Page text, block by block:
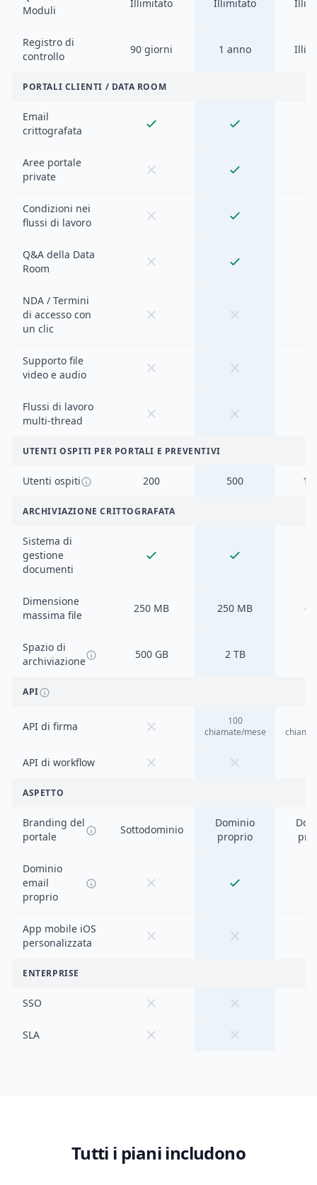
Moduli
Illimitato Illimitato
Registro di
controllo
90 giorni 1 anno
PORTALI CLIENTI / DATA ROOM
Email
crittografata
Aree portale
private
Condizioni nei
flussi di lavoro
Q&A della Data
Room
NDA / Termini
di accesso con
un clic
Supporto file
video e audio
Flussi di lavoro
multi-thread
UTENTI OSPITI PER PORTALI E PREVENTIVI
Utenti ospiti 200 500
ARCHIVIAZIONE CRITTOGRAFATA
Sistema di
gestione
documenti
Dimensione
massima file
250 MB 250 MB 4
Spazio di
archiviazione
500 GB 2 TB
API
API di firma
100
chiamate/mese
API di workflow
ASPETTO
Branding del
portale
Sottodominio
Dominio
proprio
Dominio
email
proprio
App mobile iOS
personalizzata
ENTERPRISE
SSO
SLA
Tutti i piani includono